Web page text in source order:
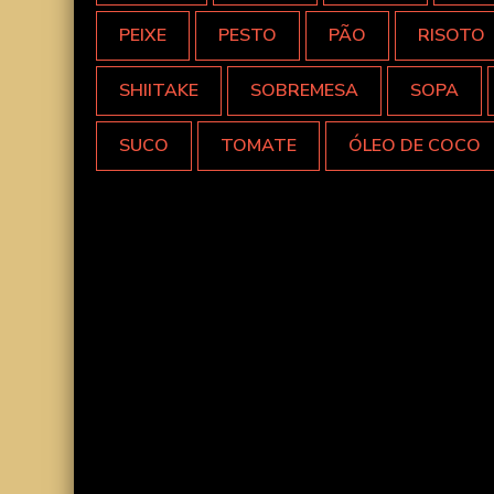
PEIXE PESTO PÃO RISOTO
SHIITAKE SOBREMESA SOPA
SUCO TOMATE ÓLEO DE COCO